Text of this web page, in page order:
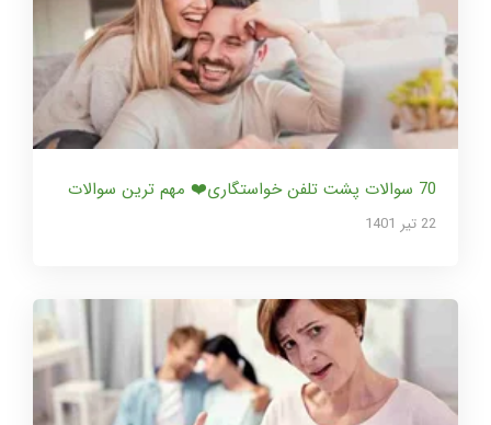
70 سوالات پشت تلفن خواستگاری❤️ مهم ترین سوالات
22 تير 1401